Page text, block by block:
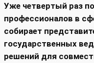
Уже четвертый раз
профессионалов в
собирает
государственных
решений для